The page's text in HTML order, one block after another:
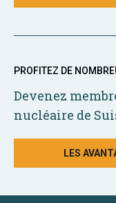
PROFITEZ DE
Devenez
nucléaire de
LES